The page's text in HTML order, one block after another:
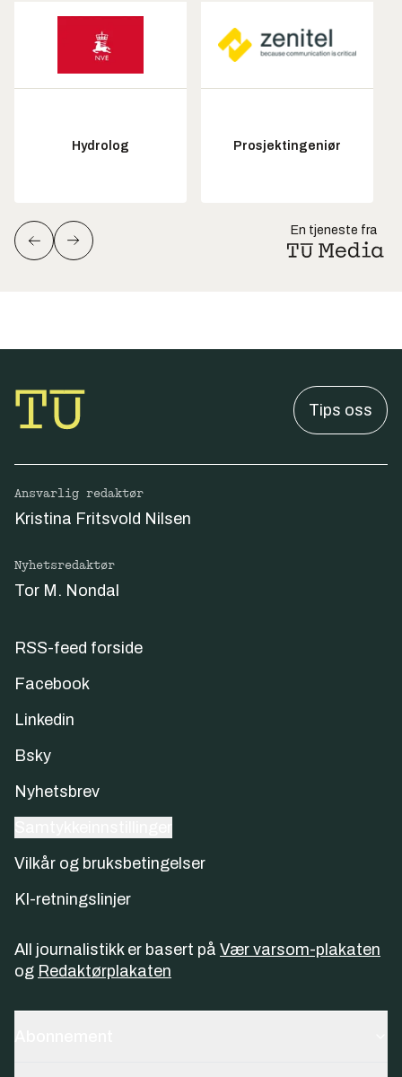
Hydrolog Prosjektingeniør
En tjeneste fra
Tips oss
Ansvarlig redaktør
Kristina Fritsvold Nilsen
Nyhetsredaktør
Tor M. Nondal
RSS-feed forside
Facebook
Linkedin
Bsky
Nyhetsbrev
Vilkår og bruksbetingelser
KI-retningslinjer
All journalistikk er basert på Vær varsom-plakaten
og Redaktørplakaten